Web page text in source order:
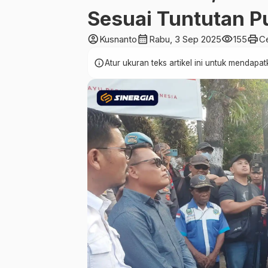
Sesuai Tuntutan
account_circleKusnantocalendar_month Rabu, 3 Sep 2025visibility155print
infoAtur ukuran teks artikel ini untuk